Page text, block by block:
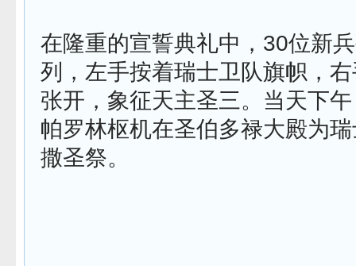
在隆重的宣誓典礼中，30位新
列，左手按着瑞士卫队旗帜，
张开，象征天主圣三。当天下
帕罗林枢机在圣伯多禄大殿为
撒圣祭。